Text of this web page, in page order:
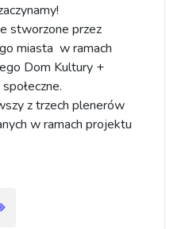
stworzone przez
miasta w ramach
Dom Kultury +
z trzech plenerów
w ramach projektu